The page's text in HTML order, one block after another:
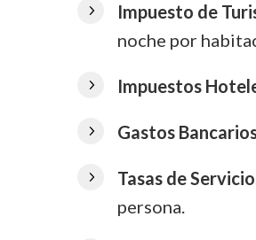
Impuesto de
noche por
Impuestos
Gastos
Tasas de
persona.